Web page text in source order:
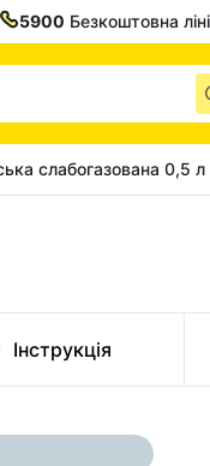
5900 Безкоштовна
слабогазована 0,5 л
Інструкція